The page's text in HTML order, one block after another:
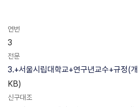
연번
3
전문
3.+서울시립대학교+연구년교수+규정(
KB)
신구대조